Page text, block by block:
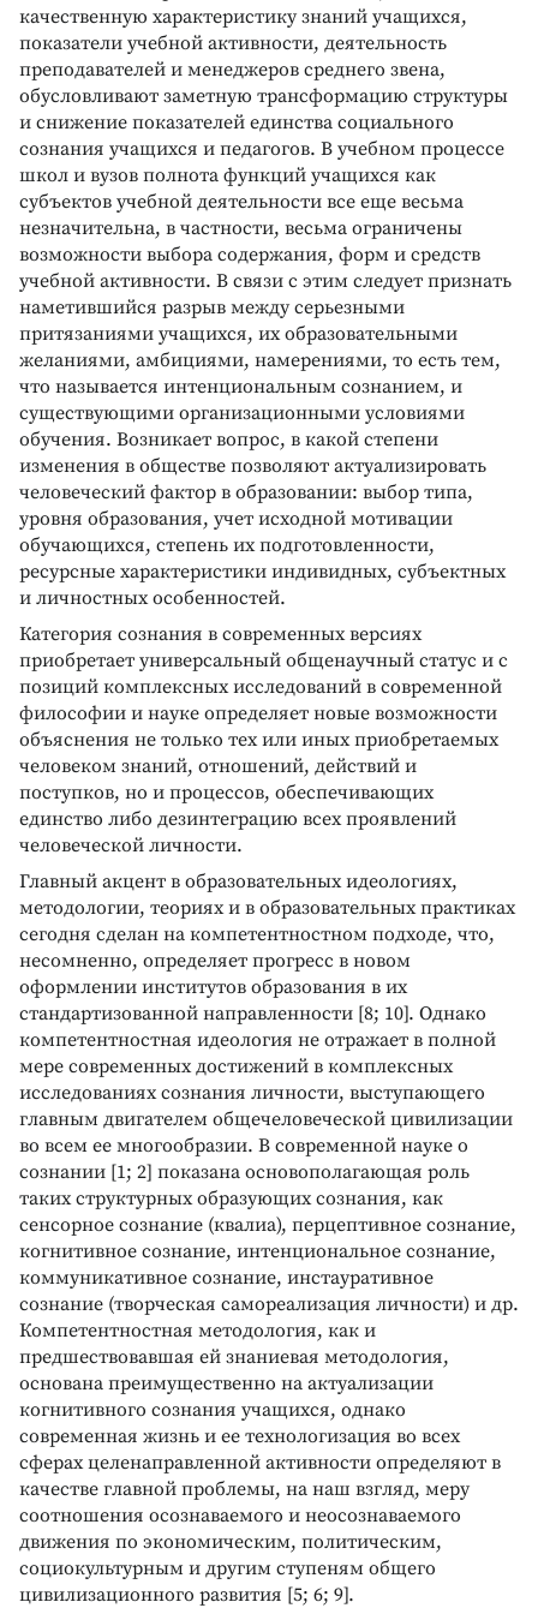
качественную характеристику знаний учащихся,
показатели учебной активности, деятельность
преподавателей и менеджеров среднего звена,
обусловливают заметную трансформацию структуры
и снижение показателей единства социального
сознания учащихся и педагогов. В учебном процессе
школ и вузов полнота функций учащихся как
субъектов учебной деятельности все еще весьма
незначительна, в частности, весьма ограничены
возможности выбора содержания, форм и средств
учебной активности. В связи с этим следует признать
наметившийся разрыв между серьезными
притязаниями учащихся, их образовательными
желаниями, амбициями, намерениями, то есть тем,
что называется интенциональным сознанием, и
существующими организационными условиями
обучения. Возникает вопрос, в какой степени
изменения в обществе позволяют актуализировать
человеческий фактор в образовании: выбор типа,
уровня образования, учет исходной мотивации
обучающихся, степень их подготовленности,
ресурсные характеристики индивидных, субъектных
и личностных особенностей.
Категория сознания в современных версиях
приобретает универсальный общенаучный статус и с
позиций комплексных исследований в современной
философии и науке определяет новые возможности
объяснения не только тех или иных приобретаемых
человеком знаний, отношений, действий и
поступков, но и процессов, обеспечивающих
единство либо дезинтеграцию всех проявлений
человеческой личности.
Главный акцент в образовательных идеологиях,
методологии, теориях и в образовательных практиках
сегодня сделан на компетентностном подходе, что,
несомненно, определяет прогресс в новом
оформлении институтов образования в их
стандартизованной направленности [8; 10]. Однако
компетентностная идеология не отражает в полной
мере современных достижений в комплексных
исследованиях сознания личности, выступающего
главным двигателем общечеловеческой цивилизации
во всем ее многообразии. В современной науке о
сознании [1; 2] показана основополагающая роль
таких структурных образующих сознания, как
сенсорное сознание (квалиа), перцептивное сознание,
когнитивное сознание, интенциональное сознание,
коммуникативное сознание, инстауративное
сознание (творческая самореализация личности) и др.
Компетентностная методология, как и
предшествовавшая ей знаниевая методология,
основана преимущественно на актуализации
когнитивного сознания учащихся, однако
современная жизнь и ее технологизация во всех
сферах целенаправленной активности определяют в
качестве главной проблемы, на наш взгляд, меру
соотношения осознаваемого и неосознаваемого
движения по экономическим, политическим,
социокультурным и другим ступеням общего
цивилизационного развития [5; 6; 9].